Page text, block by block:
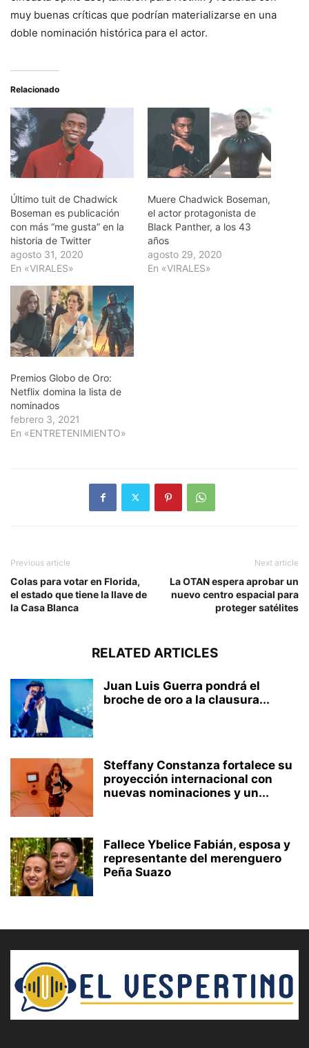
muy buenas críticas que podrían materializarse en una
doble nominación histórica para el actor.
Relacionado
Último tuit de Chadwick
Boseman es publicación
con más “me gusta” en la
historia de Twitter
agosto 31, 2020
En «VIRALES»
Muere Chadwick Boseman,
el actor protagonista de
Black Panther, a los 43
años
agosto 29, 2020
En «VIRALES»
Premios Globo de Oro:
Netflix domina la lista de
nominados
febrero 3, 2021
En «ENTRETENIMIENTO»
Previous article
Colas para votar en Florida,
el estado que tiene la llave de
la Casa Blanca
Next article
La OTAN espera aprobar un
nuevo centro espacial para
proteger satélites
RELATED ARTICLES
Juan Luis Guerra pondrá el
broche de oro a la clausura...
Steffany Constanza fortalece su
proyección internacional con
nuevas nominaciones y un...
Fallece Ybelice Fabián, esposa y
representante del merenguero
Peña Suazo